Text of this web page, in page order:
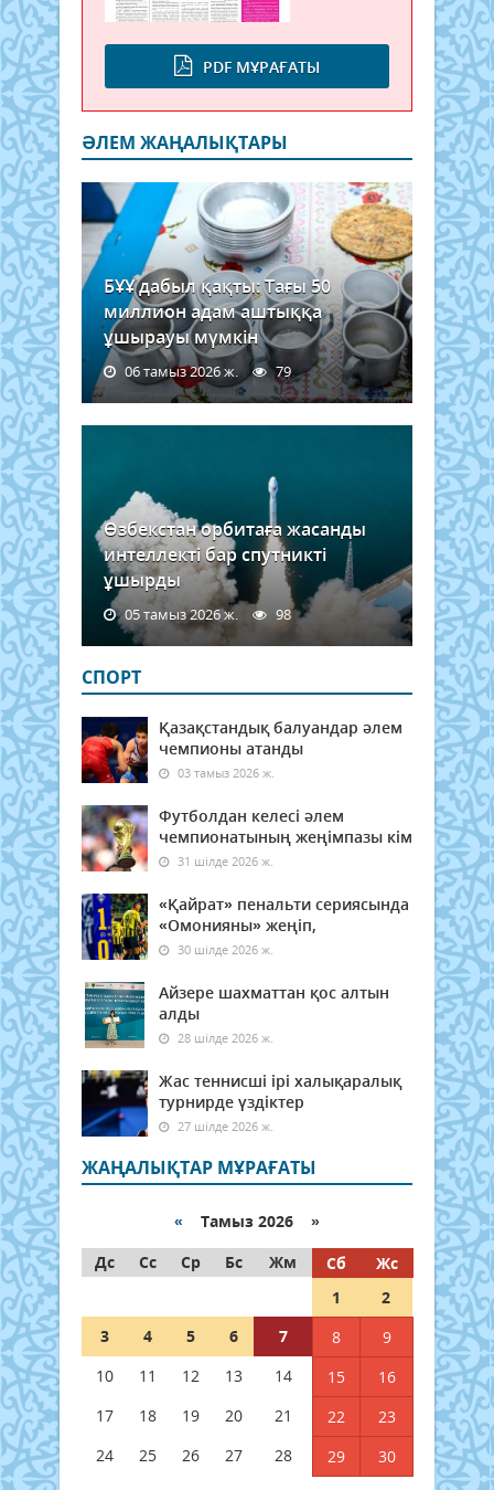
PDF МҰРАҒАТЫ
ӘЛЕМ ЖАҢАЛЫҚТАРЫ
БҰҰ дабыл қақты: Тағы 50
миллион адам аштыққа
ұшырауы мүмкін
06 тамыз 2026 ж. 79
Өзбекстан орбитаға жасанды
интеллекті бар спутникті
ұшырды
05 тамыз 2026 ж. 98
СПОРТ
Қазақстандық балуандар әлем
чемпионы атанды
03 тамыз 2026 ж.
Футболдан келесі әлем
чемпионатының жеңімпазы кім
31 шілде 2026 ж.
«Қайрат» пенальти сериясында
«Омонияны» жеңіп,
30 шілде 2026 ж.
Айзере шахматтан қос алтын
алды
28 шілде 2026 ж.
Жас теннисші ірі халықаралық
турнирде үздіктер
27 шілде 2026 ж.
ЖАҢАЛЫҚТАР МҰРАҒАТЫ
« Тамыз 2026 »
Дс
Сс Ср Бс Жм Сб
Жс
1
2
3
4 5 6 7 8
9
10
11 12 13 14 15
16
17
18 19 20 21 22
23
24
25 26 27 28 29
30